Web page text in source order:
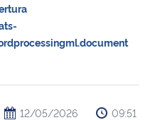
12/05/2026 09:51